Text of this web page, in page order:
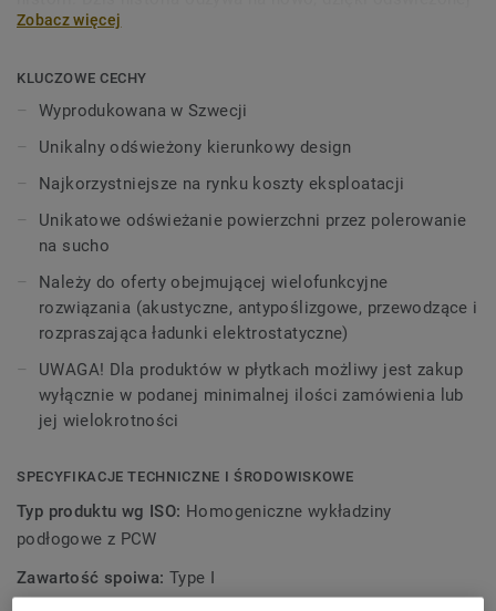
kolekcji inspirowanej światem w ruchu.
W nowych wzorach wykorzystano miękkie rozmycia oraz
farby akwarelowej. iQ Optima wyróżnia się
zaktualizowanym, unikalnym dla Tarkett wzorem
kierunkowym z półprzezroczystymi drobinkami oraz jest
teraz dostępna w 3 wzorach i 55 kolorach.
Kolekcja, należąca do grupy produktów iQ, wyróżnia się nie
tylko niezwykłą trwałością, odpornością na zużycie i
ścieranie w intensywnie użytkowanych pomieszczeniach,
ale także wyjątkowo korzystnym kosztem eksploatacji. iQ
Optima znana jest z unikalnej metody renowacji
powierzchni - polerowania na sucho, która przedłuża jej
żywotność i zapewnia niezrównaną trwałość.
kolorystycznie z naszymi kolekcjamiiQ Granit
wszystkich 55 kolorach. Kolekcja może być zestawiana z
technicznymi produktami iQ o właściwościach
antypoślizgowych, przewodzących i rozpraszających
ładunki elektrostatyczne.
Zobacz więcej
KLUCZOWE CECHY
Wyprodukowana w Szwecji
Unikalny odświeżony kierunkowy design
Najkorzystniejsze na rynku koszty eksploatacji
Unikatowe odświeżanie powierzchni przez polerowanie
na sucho
Należy do oferty obejmującej wielofunkcyjne
rozwiązania (akustyczne, antypoślizgowe, przewodzące i
rozpraszająca ładunki elektrostatyczne)
UWAGA! Dla produktów w płytkach możliwy jest zakup
wyłącznie w podanej minimalnej ilości zamówienia lub
jej wielokrotności
SPECYFIKACJE TECHNICZNE I ŚRODOWISKOWE
Typ produktu wg ISO: Homogeniczne wykładziny
podłogowe z PCW
Zawartość spoiwa: Type I